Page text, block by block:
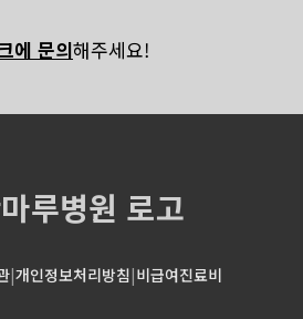
에 문의해주세요!
|개인정보처리방침|비급여진료비